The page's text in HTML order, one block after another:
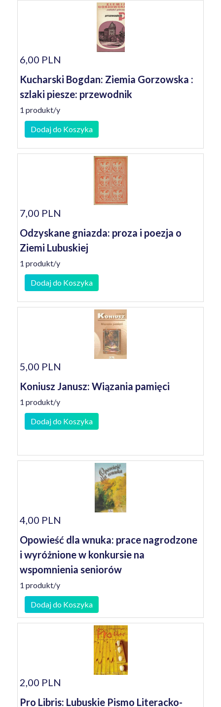
6,00 PLN
Kucharski Bogdan: Ziemia Gorzowska :
szlaki piesze: przewodnik
1 produkt/y
Dodaj do Koszyka
7,00 PLN
Odzyskane gniazda: proza i poezja o
Ziemi Lubuskiej
1 produkt/y
Dodaj do Koszyka
5,00 PLN
Koniusz Janusz: Wiązania pamięci
1 produkt/y
Dodaj do Koszyka
4,00 PLN
Opowieść dla wnuka: prace nagrodzone
i wyróżnione w konkursie na
wspomnienia seniorów
1 produkt/y
Dodaj do Koszyka
2,00 PLN
Pro Libris: Lubuskie Pismo Literacko-